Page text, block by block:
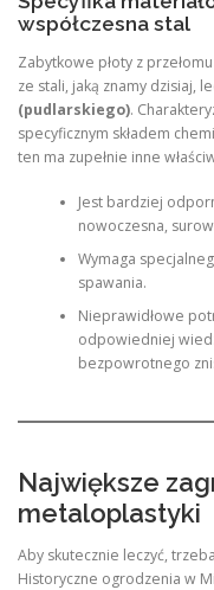
współczesna stal
Zabytkowe płoty z
ze stali, jaką znamy dzisiaj,
(pudlarskiego).
specyficznym składem
ten ma zupełnie inne
Jest bardziej
nowoczesna,
Wymaga
spawania.
Nieprawidłowe
odpowiedniej
bezpowrotnego
Największe
metaloplastyki
Aby skutecznie leczyć,
Historyczne ogrodzenia w